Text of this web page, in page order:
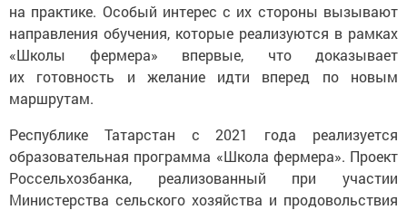
на практике. Особый интерес с их стороны вызывают
направления обучения, которые реализуются в рамках
«Школы фермера» впервые, что доказывает
их готовность и желание идти вперед по новым
маршрутам.
Республике Татарстан с 2021 года реализуется
образовательная программа «Школа фермера». Проект
Россельхозбанка, реализованный при участии
Министерства сельского хозяйства и продовольствия